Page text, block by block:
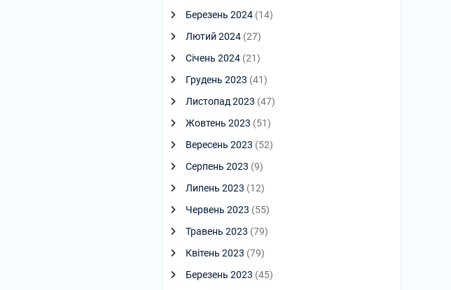
Березень 2024 (14)
Лютий 2024 (27)
Січень 2024 (21)
Грудень 2023 (41)
Листопад 2023 (47)
Жовтень 2023 (51)
Вересень 2023 (52)
Серпень 2023 (9)
Липень 2023 (12)
Червень 2023 (55)
Травень 2023 (79)
Квітень 2023 (79)
Березень 2023 (45)